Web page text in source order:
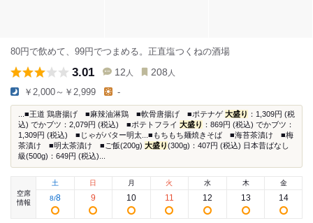
80円で飲めて、99円でつまめる。正直塩つくねの酒場
3.01 12 人 208 人
￥2,000～￥2,999 -
...■王道 鶏唐揚げ ■麻辣油淋鶏 ■軟骨唐揚げ ■ポテナゲ大盛り ：1,309円 (税
込) でかブツ：2,079円 (税込) ■ポテトフライ 大盛り ：869円 (税込) でかブツ：
1,309円 (税込) ■じゃがバター明太...■もちもち麺焼きそば ■海苔茶漬け ■梅
茶漬け ■明太茶漬け ■ご飯(200g) 大盛り(300g)：407円 (税込) 日本昔ばなし
級(500g)：649円 (税込)...
空席
情報
土
8/8
日
9
月
10
火
11
水
12
木
13
金
14